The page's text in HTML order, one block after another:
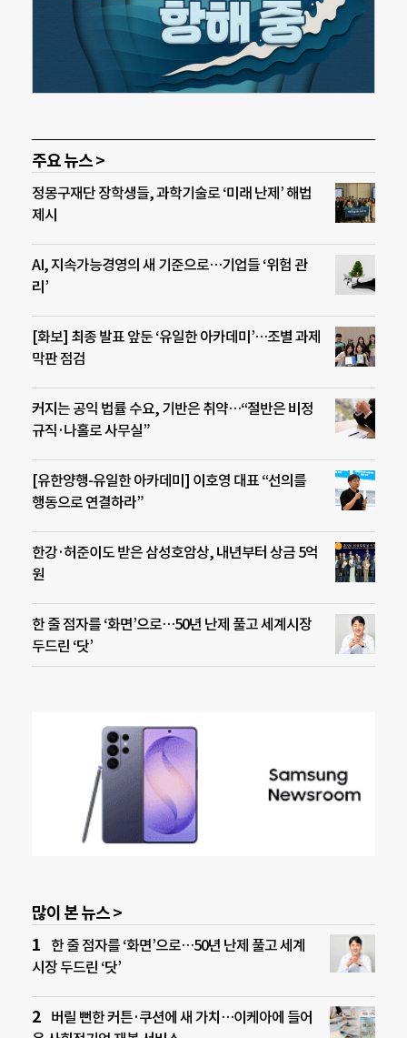
주요 뉴스 >
정몽구재단 장학생들, 과학기술로 ‘미래 난제’ 해법
제시
AI, 지속가능경영의 새 기준으로…기업들 ‘위험 관
리’
[화보] 최종 발표 앞둔 ‘유일한 아카데미’…조별 과제
막판 점검
커지는 공익 법률 수요, 기반은 취약…“절반은 비정
규직·나홀로 사무실”
[유한양행-유일한 아카데미] 이호영 대표 “선의를
행동으로 연결하라”
한강·허준이도 받은 삼성호암상, 내년부터 상금 5억
원
한 줄 점자를 ‘화면’으로…50년 난제 풀고 세계시장
두드린 ‘닷’
많이 본 뉴스 >
한 줄 점자를 ‘화면’으로…50년 난제 풀고 세계
시장 두드린 ‘닷’
버릴 뻔한 커튼·쿠션에 새 가치…이케아에 들어